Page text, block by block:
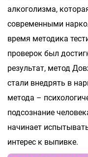
алкоголизма,
современными
время методика
проверок был
результат, метод
стали внедрять в
метода –
подсознание
начинает
интерес к выпивке.